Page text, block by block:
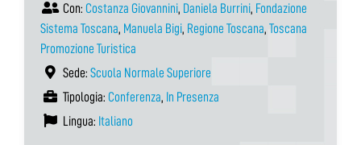
Con: Costanza Giovannini, Daniela Burrini, Fondazione
Sistema Toscana, Manuela Bigi, Regione Toscana, Toscana
Promozione Turistica
Sede: Scuola Normale Superiore
Tipologia: Conferenza, In Presenza
Lingua: Italiano